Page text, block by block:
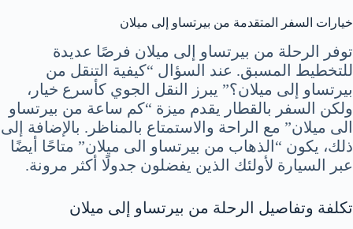
خيارات السفر المتقدمة من بيرتساو إلى ميلان
توفر الرحلة من بيرتساو إلى ميلان فرصًا عديدة
للتخطيط المسبق. عند السؤال “كيفية التنقل من
بيرتساو إلى ميلان؟” يبرز النقل الجوي كأسرع خيار،
ولكن السفر بالقطار يقدم ميزة “كم ساعة من بيرتساو
الى ميلان” مع الراحة والاستمتاع بالمناظر. بالإضافة إلى
ذلك، يكون “الذهاب من بيرتساو الى ميلان” متاحًا أيضًا
عبر السيارة لأولئك الذين يفضلون جدولًا أكثر مرونة.
تكلفة وتفاصيل الرحلة من بيرتساو إلى ميلان